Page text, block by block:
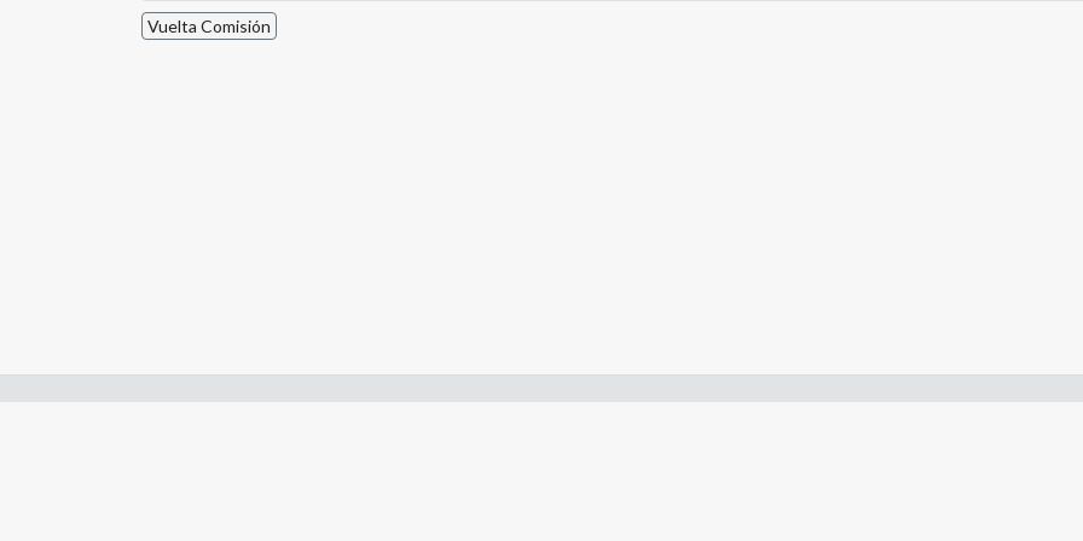
Vuelta Comisión